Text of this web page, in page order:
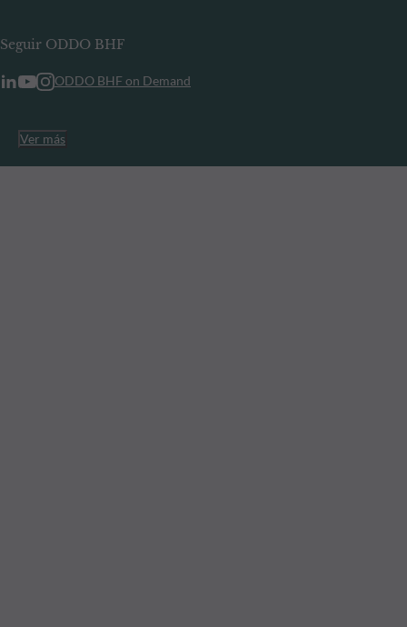
Seguir ODDO BHF
ODDO BHF on Demand
Ver más